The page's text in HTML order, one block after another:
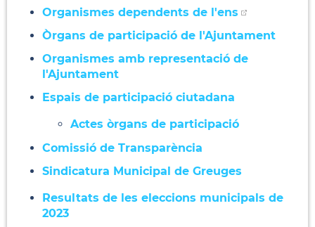
Organismes dependents de l'ens
Òrgans de participació de l'Ajuntament
Organismes amb representació de
l'Ajuntament
Espais de participació ciutadana
Actes òrgans de participació
Comissió de Transparència
Sindicatura Municipal de Greuges
Resultats de les eleccions municipals de
2023